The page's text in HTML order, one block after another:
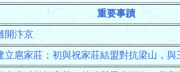
重要事蹟
開汴京
扈家莊；初與祝家莊結盟對抗梁山，